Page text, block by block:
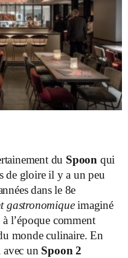
du Spoon qui
de gloire il y a un peu
dans le 8e
gastronomiqueimaginé
l’époque comment
monde culinaire. En
avec un Spoon 2